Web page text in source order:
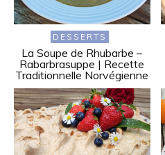
DESSERTS
La Soupe de Rhubarbe –
Rabarbrasuppe | Recette
Traditionnelle Norvégienne